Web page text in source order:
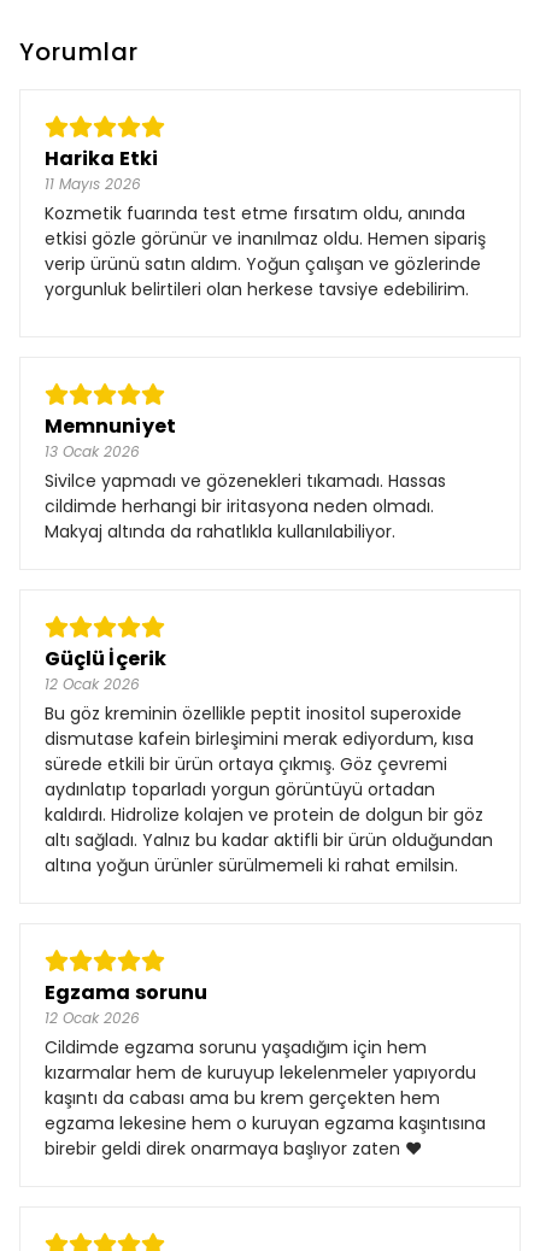
Yorumlar
Harika Etki
11 Mayıs 2026
Kozmetik fuarında test etme fırsatım oldu, anında
etkisi gözle görünür ve inanılmaz oldu. Hemen sipariş
verip ürünü satın aldım. Yoğun çalışan ve gözlerinde
yorgunluk belirtileri olan herkese tavsiye edebilirim.
Memnuniyet
13 Ocak 2026
Sivilce yapmadı ve gözenekleri tıkamadı. Hassas
cildimde herhangi bir iritasyona neden olmadı.
Makyaj altında da rahatlıkla kullanılabiliyor.
Güçlü İçerik
12 Ocak 2026
Bu göz kreminin özellikle peptit inositol superoxide
dismutase kafein birleşimini merak ediyordum, kısa
sürede etkili bir ürün ortaya çıkmış. Göz çevremi
aydınlatıp toparladı yorgun görüntüyü ortadan
kaldırdı. Hidrolize kolajen ve protein de dolgun bir göz
altı sağladı. Yalnız bu kadar aktifli bir ürün olduğundan
altına yoğun ürünler sürülmemeli ki rahat emilsin.
Egzama sorunu
12 Ocak 2026
Cildimde egzama sorunu yaşadığım için hem
kızarmalar hem de kuruyup lekelenmeler yapıyordu
kaşıntı da cabası ama bu krem gerçekten hem
egzama lekesine hem o kuruyan egzama kaşıntısına
birebir geldi direk onarmaya başlıyor zaten ♥️